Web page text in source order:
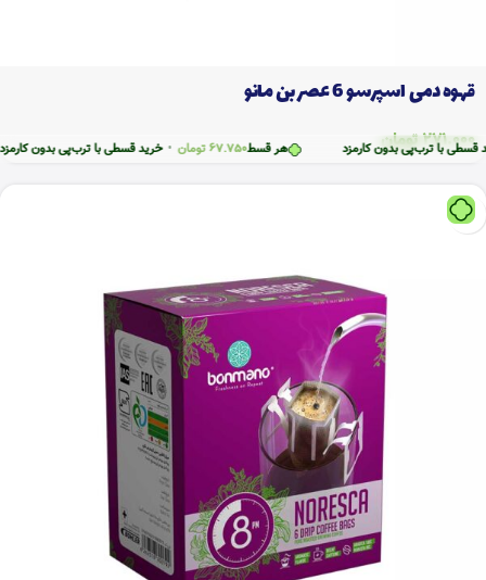
هر قسط67.750تومان • خرید قسطی با ترب‌پی بدون کارمزد بدون کارمزد
قهوه دمی اسپرسو 6 عصر بن مانو
271.000تومان